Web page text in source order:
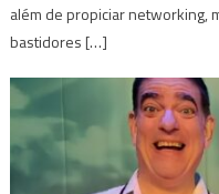
além de propiciar networking,
bastidores […]